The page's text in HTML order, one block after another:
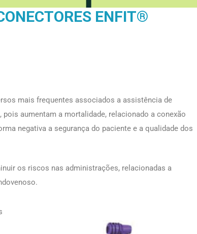
ENFIT®
mais frequentes associados a assistência de
aumentam a mortalidade, relacionado a conexão
negativa a segurança do paciente e a qualidade dos
os riscos nas administrações, relacionadas a